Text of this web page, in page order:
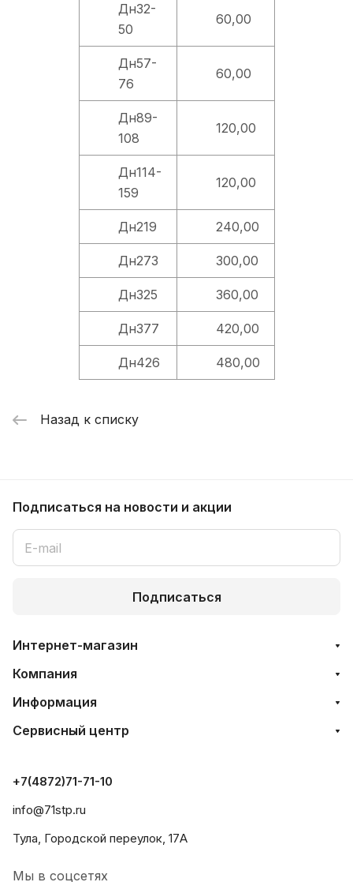
Дн32-
50
60,00
Дн57-
76
60,00
Дн89-
108
120,00
Дн114-
159
120,00
Дн219 240,00
Дн273 300,00
Дн325 360,00
Дн377 420,00
Дн426 480,00
Назад к списку
Подписаться на новости и акции
Подписаться
Интернет-магазин
Компания
Информация
Сервисный центр
+7(4872)71-71-10
info@71stp.ru
Тула, Городской переулок, 17А
Мы в соцсетях